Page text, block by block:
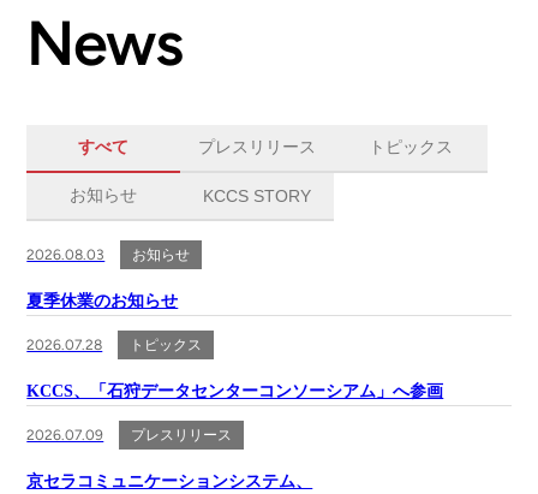
News
すべて プレスリリース トピックス
お知らせ KCCS STORY
2026.08.03 お知らせ
夏季休業のお知らせ
2026.07.28 トピックス
KCCS、「石狩データセンターコンソーシアム」へ参画
2026.07.09 プレスリリース
京セラコミュニケーションシステム、